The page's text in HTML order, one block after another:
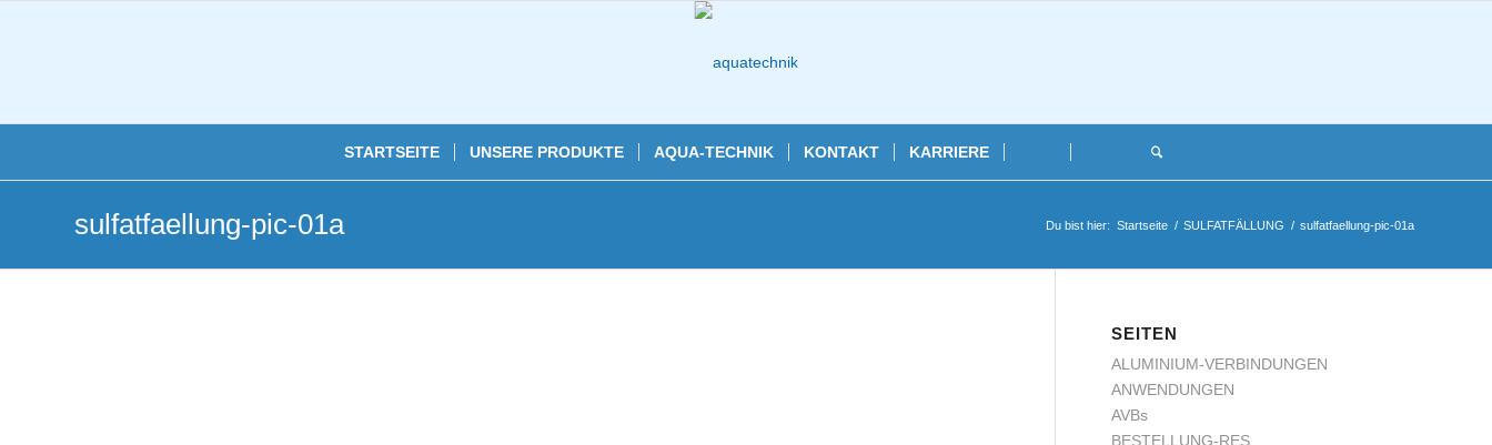
STARTSEITE UNSERE PRODUKTE AQUA-TECHNIK KONTAKT KARRIERE
sulfatfaellung-pic-01a Du bist hier: Startseite / SULFATFÄLLUNG / sulfatfaellung-pic-01a
SEITEN
ALUMINIUM-VERBINDUNGEN
ANWENDUNGEN
AVBs
BESTELLUNG-RES